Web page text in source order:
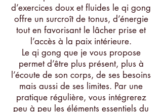
d’exercices doux et fluides le qi gong
offre un surcroît de tonus, d’énergie
tout en favorisant le lâcher prise et
l’accès à la paix intérieure.
Le qi gong que je vous propose
permet d’être plus présent, plus à
l’écoute de son corps, de ses besoins
mais aussi de ses limites. Par une
pratique régulière, vous intégrerez
peu à peu les éléments essentiels du